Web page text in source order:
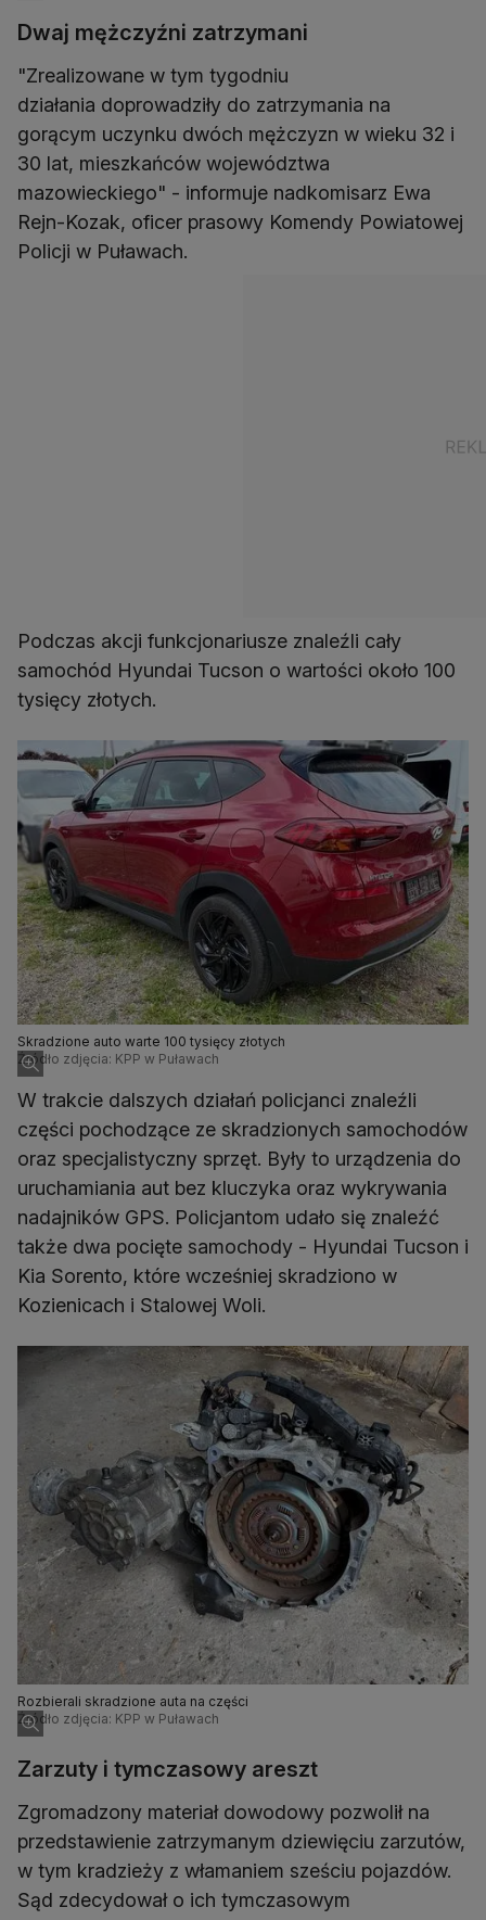
Dwaj mężczyźni zatrzymani
"Zrealizowane w tym tygodniu
działania doprowadziły do zatrzymania na
gorącym uczynku dwóch mężczyzn w wieku 32 i
30 lat, mieszkańców województwa
mazowieckiego" - informuje nadkomisarz Ewa
Rejn-Kozak, oficer prasowy Komendy Powiatowej
Policji w Puławach.
Podczas akcji funkcjonariusze znaleźli cały
samochód Hyundai Tucson o wartości około 100
tysięcy złotych.
Skradzione auto warte 100 tysięcy złotych
Źródło zdjęcia: KPP w Puławach
W trakcie dalszych działań policjanci znaleźli
części pochodzące ze skradzionych samochodów
oraz specjalistyczny sprzęt. Były to urządzenia do
uruchamiania aut bez kluczyka oraz wykrywania
nadajników GPS. Policjantom udało się znaleźć
także dwa pocięte samochody - Hyundai Tucson i
Kia Sorento, które wcześniej skradziono w
Kozienicach i Stalowej Woli.
Rozbierali skradzione auta na części
Źródło zdjęcia: KPP w Puławach
Zarzuty i tymczasowy areszt
Zgromadzony materiał dowodowy pozwolił na
przedstawienie zatrzymanym dziewięciu zarzutów,
w tym kradzieży z włamaniem sześciu pojazdów.
Sąd zdecydował o ich tymczasowym